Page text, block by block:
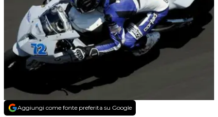
Aggiungi come fonte preferita su Google